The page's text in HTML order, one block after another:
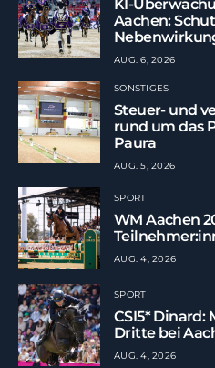
KI-
Aachen:
AUG. 6, 2026
SONSTIGES
Steuer- und
rund um das
Paura
AUG. 5, 2026
SPORT
WM Aachen
AUG. 4, 2026
SPORT
CSI5* Dinard:
Dritte bei
AUG. 4, 2026